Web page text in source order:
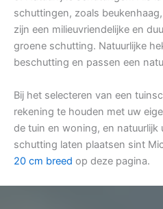
schuttingen, zoals
zijn een milieuvriendelijke en
groene schutting. Natuurlijke
beschutting en passen een
Bij het selecteren van een
rekening te houden met uw
de tuin en woning, en natuurlijk
schutting laten plaatsen sint
20 cm breed op deze pagina.